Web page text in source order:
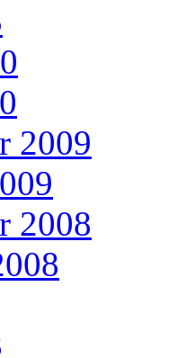
2009
2008